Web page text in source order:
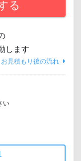
る
します
お見積もり後の流れ
い